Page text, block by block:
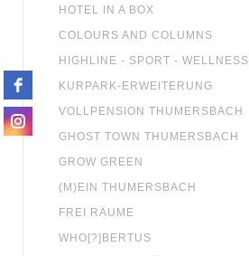
HOTEL IN A BOX
COLOURS AND COLUMNS
HIGHLINE - SPORT - WELLNESS
KURPARK-ERWEITERUNG
VOLLPENSION THUMERSBACH
GHOST TOWN THUMERSBACH
GROW GREEN
(M)EIN THUMERSBACH
FREI RÄUME
WHO[?]BERTUS